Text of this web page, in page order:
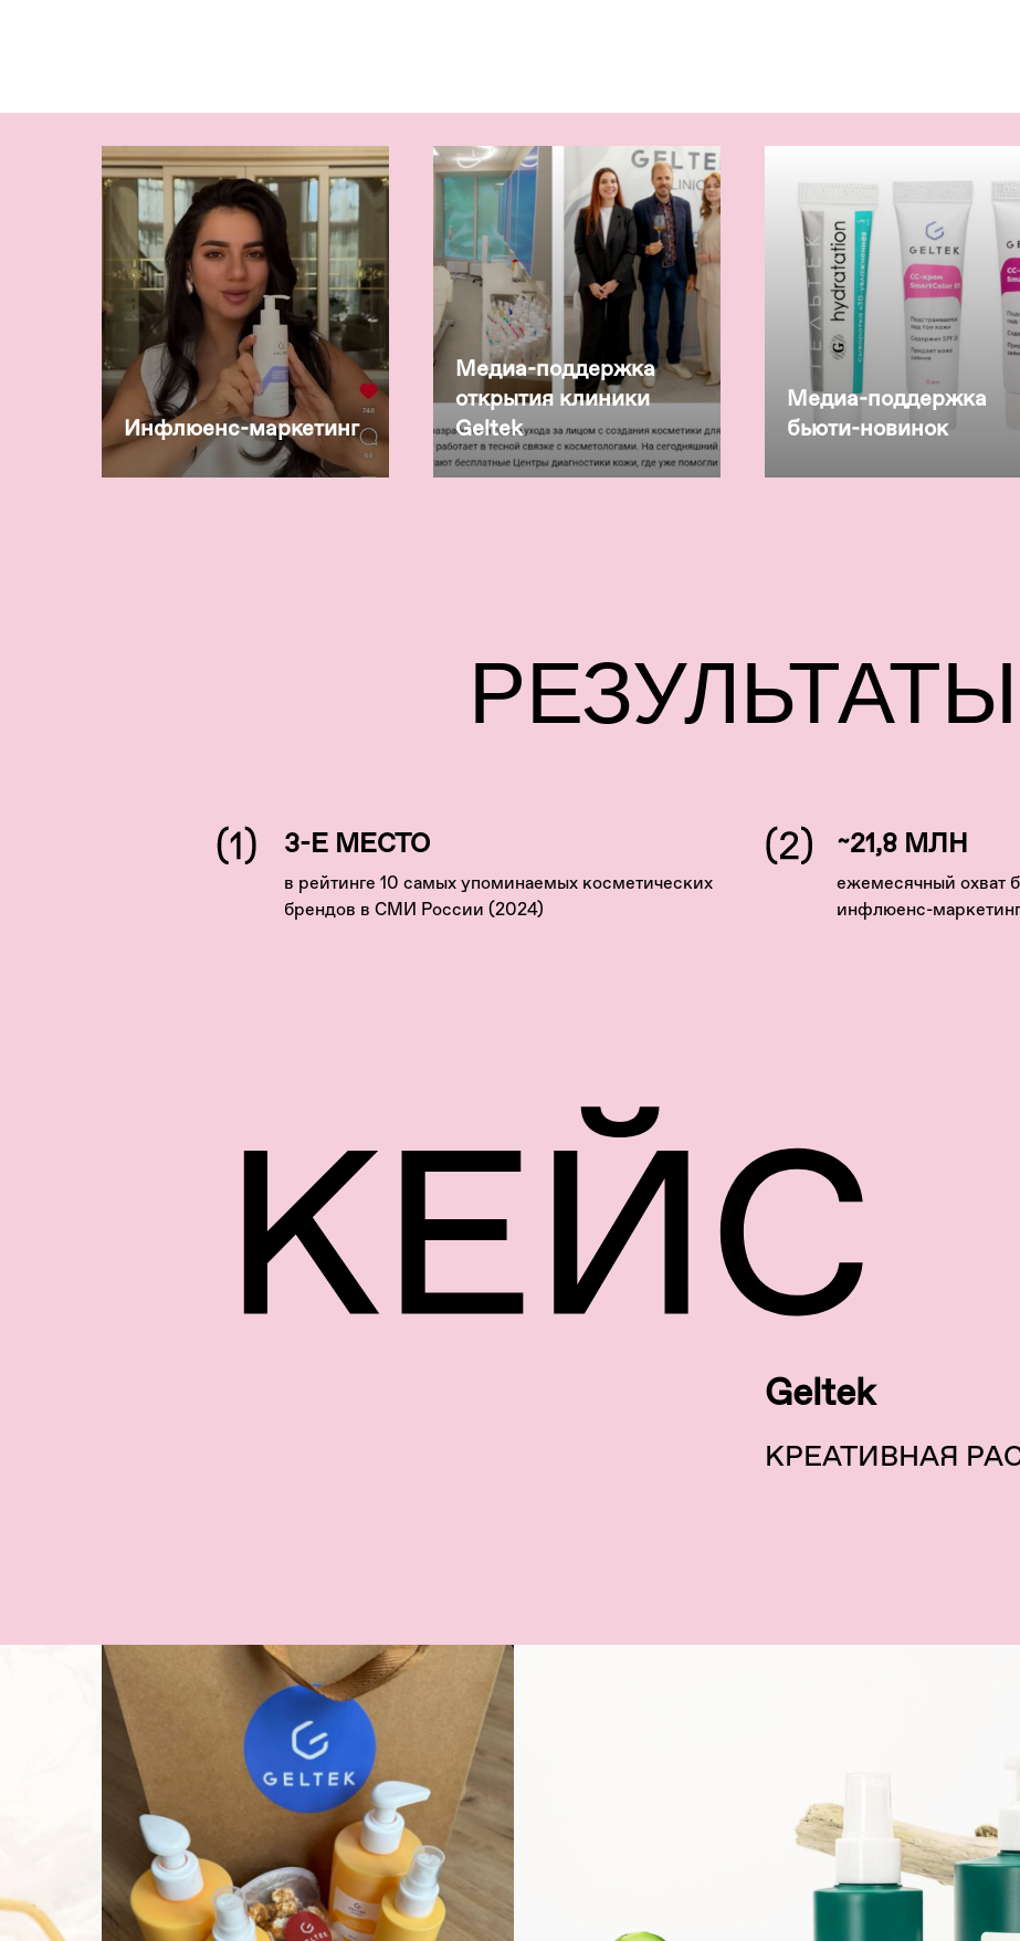
Инфлюенс-маркетинг
Медиа-поддержка
открытия клиники
Geltek
Медиа-поддержка
бьюти-новинок
РЕЗУЛЬТАТЫ
3-Е МЕСТО
в рейтинге 10 самых упоминаемых косметических
брендов в СМИ России (2024)
~21,8 МЛН
ежемесячный охват
инфлюенс-
Geltek
КРЕАТИВНАЯ